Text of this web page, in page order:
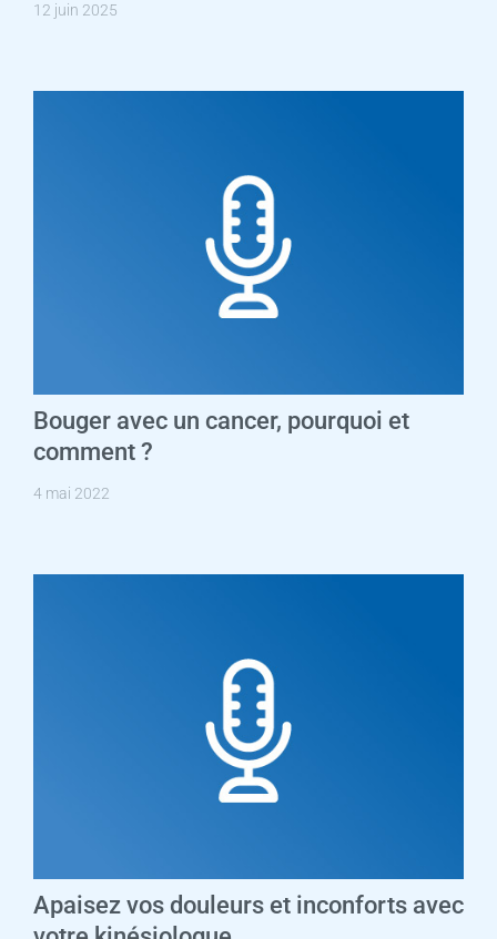
12 juin 2025
Bouger avec un cancer, pourquoi et
comment ?
4 mai 2022
Apaisez vos douleurs et inconforts avec